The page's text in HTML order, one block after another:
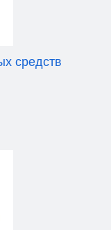
средств